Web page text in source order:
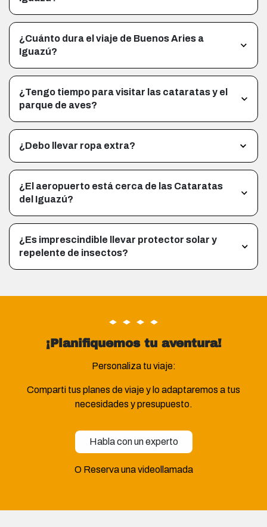
¿Cuánto dura el viaje de Buenos Aries a
Iguazú?
¿Tengo tiempo para visitar las cataratas y el
parque de aves?
¿Debo llevar ropa extra?
¿El aeropuerto está cerca de las Cataratas
del Iguazú?
¿Es imprescindible llevar protector solar y
repelente de insectos?
¡Planifiquemos tu aventura!
Personaliza tu viaje:
Comparti tus planes de viaje y lo adaptaremos a tus
necesidades y presupuesto.
Habla con un experto
O Reserva una videollamada